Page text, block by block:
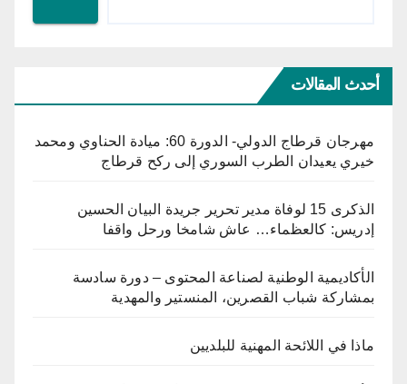
أحدث المقالات
مهرجان قرطاج الدولي- الدورة 60: ميادة الحناوي ومحمد
خيري يعيدان الطرب السوري إلى ركح قرطاج
الذكرى 15 لوفاة مدير تحرير جريدة البيان الحسين
إدريس: كالعظماء… عاش شامخا ورحل واقفا
الأكاديمية الوطنية لصناعة المحتوى – دورة سادسة
بمشاركة شباب القصرين، المنستير والمهدية
ماذا في اللائحة المهنية للبلديين